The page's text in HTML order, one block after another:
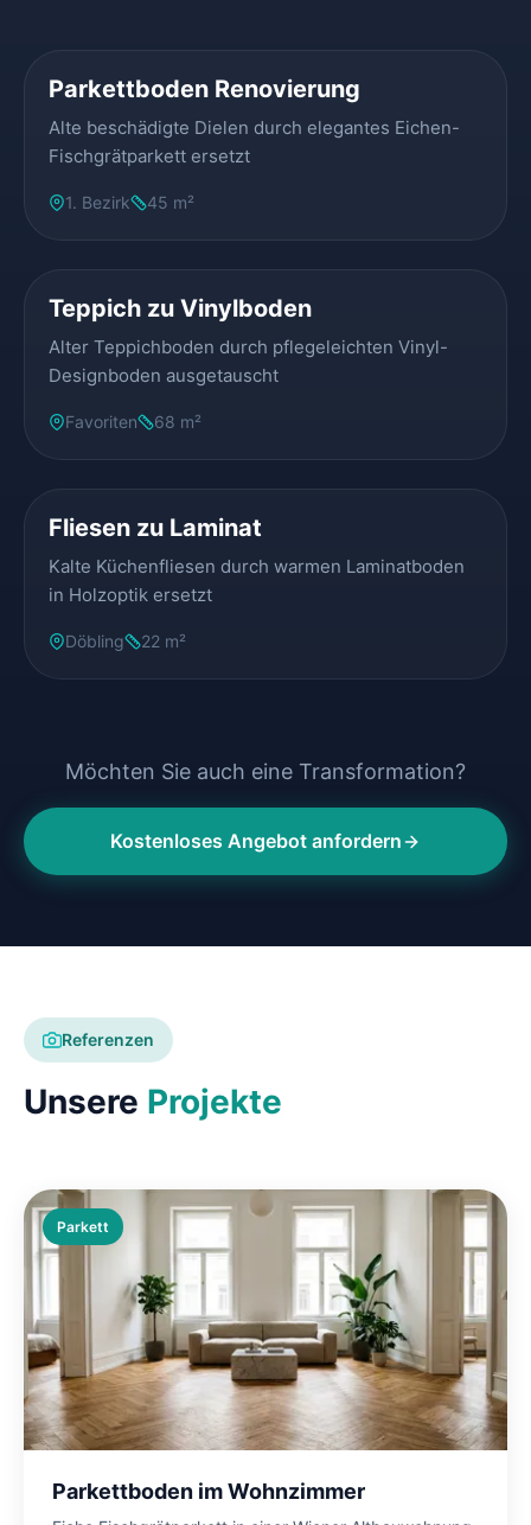
Parkettboden Renovierung
Alte beschädigte Dielen durch elegantes Eichen-
Fischgrätparkett ersetzt
1. Bezirk 45 m²
Teppich zu Vinylboden
Alter Teppichboden durch pflegeleichten Vinyl-
Designboden ausgetauscht
Favoriten 68 m²
Fliesen zu Laminat
Kalte Küchenfliesen durch warmen Laminatboden
in Holzoptik ersetzt
Döbling 22 m²
Möchten Sie auch eine Transformation?
Kostenloses Angebot anfordern
Referenzen
Unsere Projekte
Parkett
Parkettboden im Wohnzimmer